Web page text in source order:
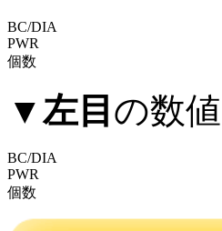
BC/DIA
PWR
個数
▼左目 の数
BC/DIA
PWR
個数